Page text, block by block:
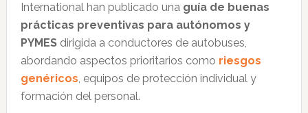
International han publicado una guía de buenas
prácticas preventivas para autónomos y
PYMESdirigida a conductores de autobuses,
abordando aspectos prioritarios como riesgos
genéricos, equipos de protección individual y
formación del personal.